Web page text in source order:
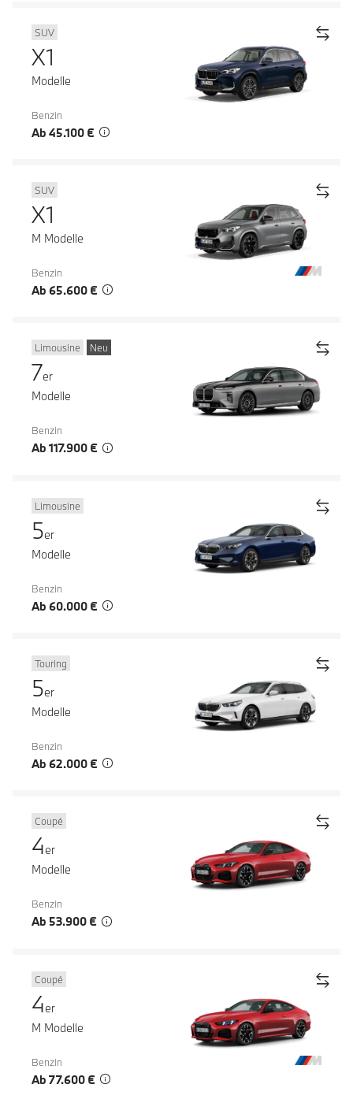
SUV
X1
Modelle
Benzin
Ab 45.100 €
SUV
X1
M Modelle
Benzin
Ab 65.600 €
Limousine Neu
7er
Modelle
Benzin
Ab 117.900 €
Limousine
5er
Modelle
Benzin
Ab 60.000 €
Touring
5er
Modelle
Benzin
Ab 62.000 €
Coupé
4er
Modelle
Benzin
Ab 53.900 €
Coupé
4er
M Modelle
Benzin
Ab 77.600 €